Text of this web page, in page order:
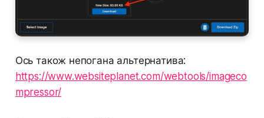
Ось також непогана альтернатива:
https://www.websiteplanet.com/webtools/imageco
mpressor/